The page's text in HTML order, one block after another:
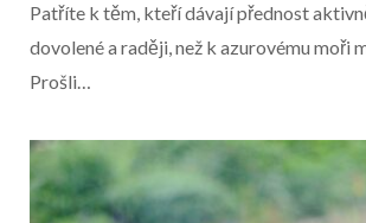
Patříte k těm, kteří dávají přednost
dovolené a raději, než k azurovému moři
Prošli…